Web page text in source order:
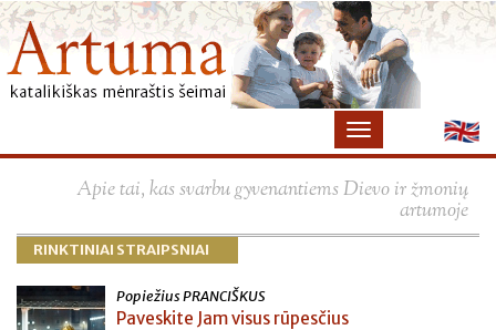
Apie tai, kas svarbu gyvenantiems Dievo ir žmonių
artumoje
RINKTINIAI STRAIPSNIAI
Popiežius PRANCIŠKUS
Paveskite Jam visus rūpesčius
×